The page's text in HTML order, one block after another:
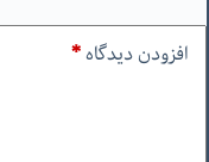
افزودن دیدگاه*